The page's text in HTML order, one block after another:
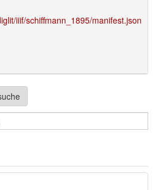
iiif/schiffmann_1895/manifest.json